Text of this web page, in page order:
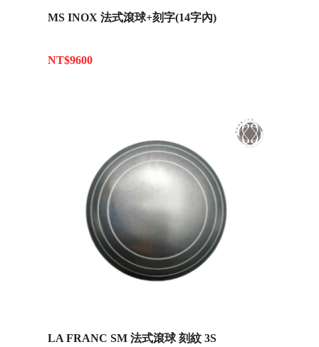
MS INOX 法式滾球+刻字(14字內)
NT$9600
LA FRANC SM 法式滾球 刻紋 3S